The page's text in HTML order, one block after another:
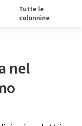
Tutte le
colonnine
nel